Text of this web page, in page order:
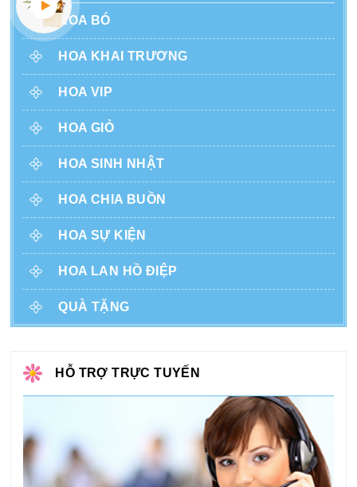
HOA BÓ
HOA KHAI TRƯƠNG
HOA VIP
HOA GIỎ
HOA SINH NHẬT
HOA CHIA BUỒN
HOA SỰ KIỆN
HOA LAN HỒ ĐIỆP
QUÀ TẶNG
HỖ TRỢ TRỰC TUYẾN